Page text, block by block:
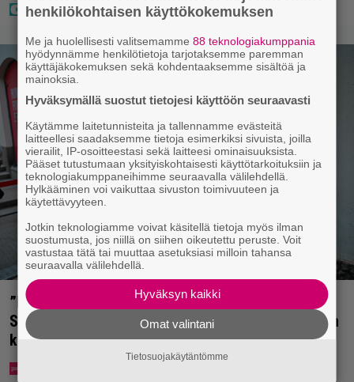
”Mitä isompi vehje, sen paremmin kulkee” –
Susanna Penttilä suuntasi Bangbussinsa Helsingin
keskustaan
henkilökohtaisen käyttökokemuksen
Me ja huolellisesti valitsemamme88 teknologiakumppania
hyödynnämme henkilötietoja tarjotaksemme paremman
käyttäjäkokemuksen sekä kohdentaaksemme sisältöä ja
mainoksia.
Hyväksymällä suostut tietojesi käyttöön seuraavasti
Käytämme laitetunnisteita ja tallennamme evästeitä
laitteellesi saadaksemme tietoja esimerkiksi sivuista, joilla
vierailit, IP-osoitteestasi sekä laitteesi ominaisuuksista.
Pääset tutustumaan yksityiskohtaisesti käyttötarkoituksiin ja
teknologiakumppaneihimme seuraavalla välilehdellä.
Hylkääminen voi vaikuttaa sivuston toimivuuteen ja
käytettävyyteen.
Jotkin teknologiamme voivat käsitellä tietoja myös ilman
suostumusta, jos niillä on siihen oikeutettu peruste. Voit
vastustaa tätä tai muuttaa asetuksiasi milloin tahansa
seuraavalla välilehdellä.
Hyväksyn kaikki
Omat valintani
Tietosuojakäytäntömme